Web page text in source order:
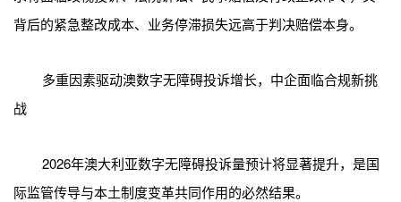
背后的紧急整改成本、业务停滞损失远高于判决赔偿本身。
多重因素驱动澳数字无障碍投诉增长，中企面临合规新挑
战
2026年澳大利亚数字无障碍投诉量预计将显著提升，是国
际监管传导与本土制度变革共同作用的必然结果。